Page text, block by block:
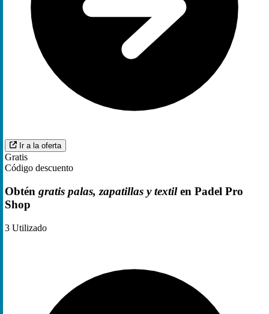
Ir a la oferta
Gratis
Código descuento
Obtén gratis palas, zapatillas y textilen Padel Pro
Shop
3 Utilizado